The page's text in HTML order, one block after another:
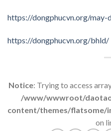
https://dongphucvn.org/
https://dongphucvn.org/bhld/
Notice: Trying to access
/www/wwwroot/
content/themes/flatsome/
on